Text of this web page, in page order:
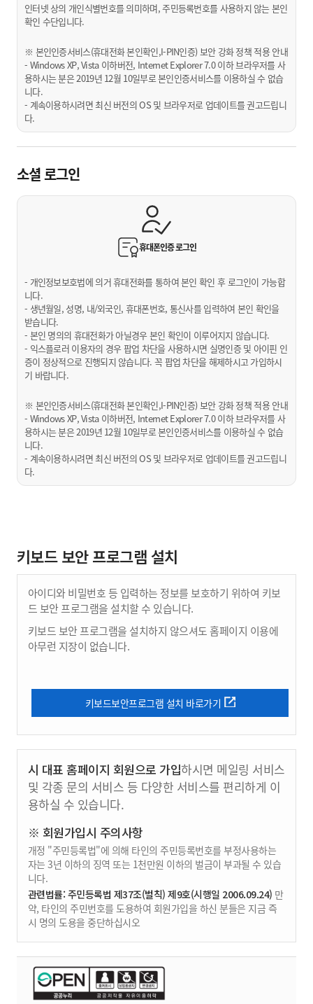
인터넷 상의 개인식별번호를 의미하며, 주민등록번호를 사용하지 않는 본인
확인 수단입니다.
※ 본인인증서비스(휴대전화 본인확인,I-PIN인증) 보안 강화 정책 적용 안내
- Windows XP, Vista 이하버전, Internet Explorer 7.0 이하 브라우저를 사
용하시는 분은 2019년 12월 10일부로 본인인증서비스를 이용하실 수 없습
니다.
- 계속이용하시려면 최신 버전의 OS 및 브라우저로 업데이트를 권고드립니
다.
소셜 로그인
휴대폰인증로그인
- 개인정보보호법에 의거 휴대전화를 통하여 본인 확인 후 로그인이 가능합
니다.
- 생년월일, 성명, 내/외국인, 휴대폰번호, 통신사를 입력하여 본인 확인을
받습니다.
- 본인 명의의 휴대전화가 아닐경우 본인 확인이 이루어지지 않습니다.
- 익스플로러 이용자의 경우 팝업 차단을 사용하시면 실명인증 및 아이핀 인
증이 정상적으로 진행되지 않습니다. 꼭 팝업 차단을 해제하시고 가입하시
기 바랍니다.
※ 본인인증서비스(휴대전화 본인확인,I-PIN인증) 보안 강화 정책 적용 안내
- Windows XP, Vista 이하버전, Internet Explorer 7.0 이하 브라우저를 사
용하시는 분은 2019년 12월 10일부로 본인인증서비스를 이용하실 수 없습
니다.
- 계속이용하시려면 최신 버전의 OS 및 브라우저로 업데이트를 권고드립니
다.
키보드 보안 프로그램 설치
아이디와 비밀번호 등 입력하는 정보를 보호하기 위하여 키보
드 보안 프로그램을 설치할 수 있습니다.
키보드 보안 프로그램을 설치하지 않으셔도 홈페이지 이용에
아무런 지장이 없습니다.
키보드보안프로그램 설치 바로가기
시 대표 홈페이지 회원으로 가입하시면 메일링 서비스
및 각종 문의 서비스 등 다양한 서비스를 편리하게 이
용하실 수 있습니다.
※ 회원가입시 주의사항
개정 "주민등록법"에 의해 타인의 주민등록번호를 부정사용하는
자는 3년 이하의 징역 또는 1천만원 이하의 벌금이 부과될 수 있습
니다.
관련법률: 주민등록법 제37조(벌칙) 제9호(시행일 2006.09.24) 만
약, 타인의 주민번호를 도용하여 회원가입을 하신 분들은 지금 즉
시 명의 도용을 중단하십시오